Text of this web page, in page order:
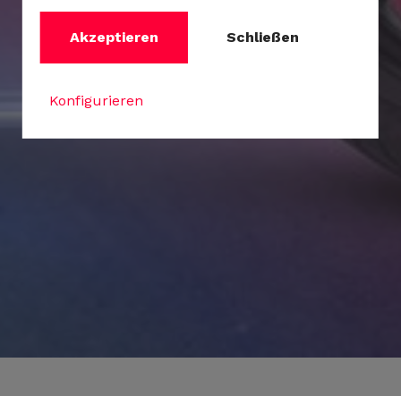
Akzeptieren Schließen
Konfigurieren